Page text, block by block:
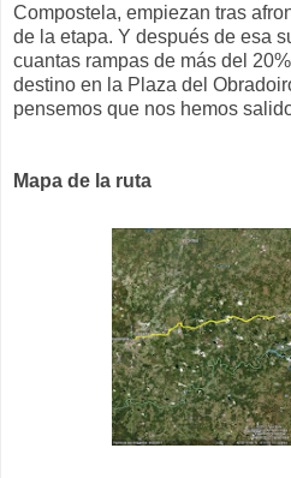
Compostela, empiezan tras
de la etapa. Y después de esa
cuantas rampas de más del
destino en la Plaza del
pensemos que nos hemos
Mapa de la ruta